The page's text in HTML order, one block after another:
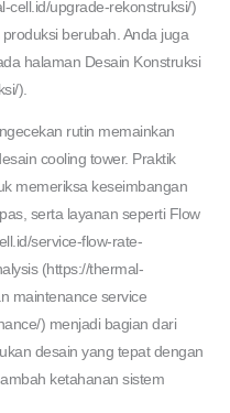
cell.id/upgrade-rekonstruksi/)
berubah. Anda juga
halaman Desain Konstruksi
).
rutin memainkan
cooling tower. Praktik
memeriksa keseimbangan
serta layanan seperti Flow
service-flow-rate-
(https://thermal-
maintenance service
) menjadi bagian dari
desain yang tepat dengan
ketahanan sistem